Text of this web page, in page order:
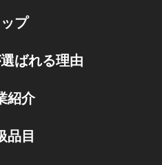
ップ
ばれる理由
紹介
品目